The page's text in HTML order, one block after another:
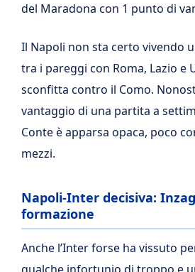
del Maradona con 1 punto di
Il Napoli non sta certo vivendo
tra i pareggi con Roma, Lazio e
sconfitta contro il Como.
vantaggio di una partita a
Conte è apparsa opaca, poco
mezzi.
Napoli-Inter decisiva:
formazione
Anche l’Inter forse ha vissuto